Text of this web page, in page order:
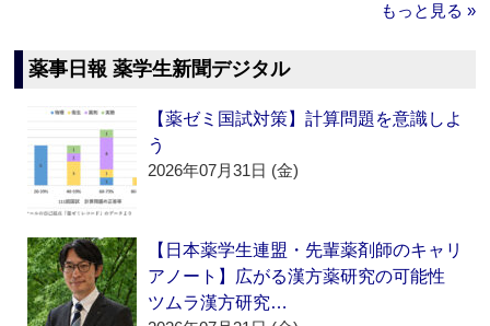
もっと見る »
薬事日報 薬学生新聞デジタル
【薬ゼミ国試対策】計算問題を意識しよ
う
2026年07月31日 (金)
【日本薬学生連盟・先輩薬剤師のキャリ
アノート】広がる漢方薬研究の可能性
ツムラ漢方研究…